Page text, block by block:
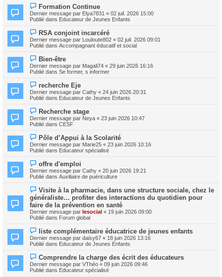
s
a
g
e
a
u
m
s
s
a
e
N
o
u
v
a
u
m
s
s
a
Formation Continue
Dernier message par Elya7831 « 02 juil. 2026 15:00
Publié dans Educateur de Jeunes Enfants
N
o
u
v
a
u
m
s
s
a
e
RSA conjoint incarcéré
Dernier message par Louloute802 « 02 juil. 2026 09:01
Publié dans Accompagnant éducatif et social
N
o
u
v
a
u
m
s
s
a
e
Bien-être
Dernier message par Magali74 « 29 juin 2026 16:16
Publié dans Se former, s informer
N
o
u
v
a
u
m
s
s
a
recherche Eje
Dernier message par Cathy « 24 juin 2026 20:31
Publié dans Educateur de Jeunes Enfants
N
o
u
v
a
u
m
s
s
a
e
Recherche stage
Dernier message par Neya « 23 juin 2026 10:47
Publié dans CESF
N
o
u
v
a
u
m
s
s
a
g
e
Pôle d’Appui à la Scolarité
Dernier message par Marie25 « 23 juin 2026 10:16
Publié dans Educateur spécialisé
N
o
u
v
a
u
m
e
s
s
a
g
e
offre d'emploi
Dernier message par Cathy « 20 juin 2026 19:21
Publié dans Auxiliaire de puériculture
N
u
v
e
a
m
e
s
s
a
g
e
Visite à la pharmacie, dans une structure sociale, chez le
généraliste… profiter des interactions du quotidien pour
faire de la prévention en santé
Dernier message par lesocial « 19 juin 2026 09:00
Publié dans Forum global
N
o
u
v
a
u
m
liste complémentaire éducatrice de jeunes enfants
Dernier message par daisy67 « 18 juin 2026 13:16
Publié dans Educateur de Jeunes Enfants
N
o
u
v
Comprendre la charge des écrit des éducateurs
Dernier message par VThéo « 09 juin 2026 09:46
Publié dans Educateur spécialisé